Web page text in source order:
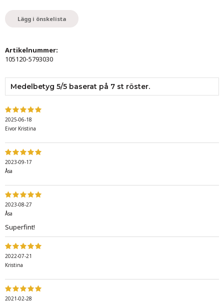
Lägg i önskelista
Artikelnummer:
105120-5793030
Medelbetyg 5/5 baserat på 7 st röster.
2025-06-18
Eivor Kristina
2023-09-17
Åsa
2023-08-27
Åsa
Superfint!
2022-07-21
Kristina
2021-02-28